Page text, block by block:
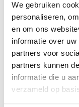
We gebruiken
personaliseren,
en om ons
informatie over
partners voor
partners kunnen
informatie die u
verzameld op
AZW-